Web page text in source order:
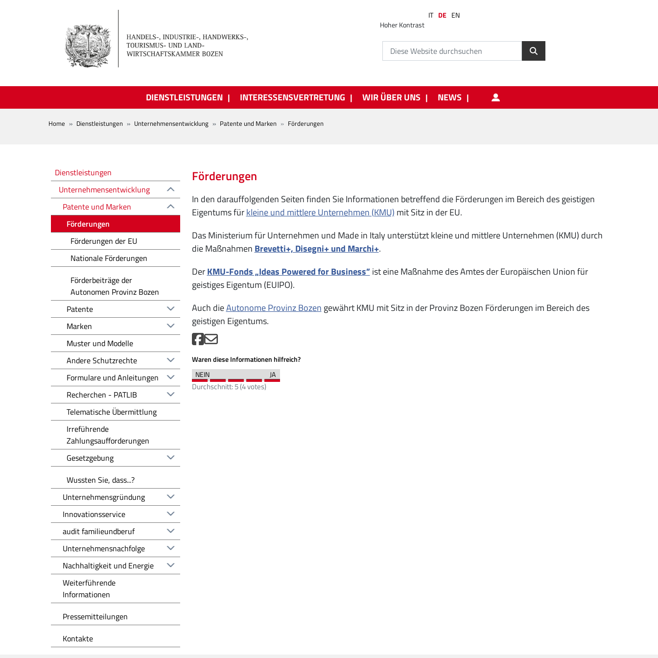
Hoher Kontrast
IT DE EN
DIENSTLEISTUNGEN INTERESSENSVERTRETUNG WIR ÜBER UNS NEWS
BREADCRUMB
Home Dienstleistungen Unternehmensentwicklung Patente und Marken Förderungen
Förderungen
In den darauffolgenden Seiten finden Sie Informationen betreffend die Förderungen im Bereich des geistigen
Eigentums fürkleine und mittlere Unternehmen (KMU) mit Sitz in der EU.
Das Ministerium für Unternehmen und Made in Italy unterstützt kleine und mittlere Unternehmen (KMU) durch
die Maßnahmen Brevetti+, Disegni+ und Marchi+.
DerKMU-Fonds „Ideas Powered for Business”ist eine Maßnahme des Amtes der Europäischen Union für
geistiges Eigentum (EUIPO).
Auch dieAutonome Provinz Bozen gewährt KMU mit Sitz in der Provinz Bozen Förderungen im Bereich des
geistigen Eigentums.
Waren diese Informationen hilfreich?
Durchschnitt:5(4votes)
Sviluppo d'impresa
Dienstleistungen
Unternehmensentwicklung
Patente und Marken
Förderungen
Förderungen der EU
Nationale Förderungen
Förderbeiträge der
Autonomen Provinz Bozen
Patente
Marken
Muster und Modelle
Andere Schutzrechte
Formulare und Anleitungen
Recherchen - PATLIB
Telematische Übermittlung
Irreführende
Zahlungsaufforderungen
Gesetzgebung
Wussten Sie, dass...?
Unternehmensgründung
Innovationsservice
audit familieundberuf
Unternehmensnachfolge
Nachhaltigkeit und Energie
Weiterführende
Informationen
Pressemitteilungen
Kontakte